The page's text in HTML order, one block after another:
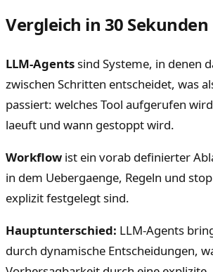
Vergleich in 30 Sekunden
LLM-Agentssind Systeme, in denen
zwischen Schritten entscheidet, was
passiert: welches Tool aufgerufen
laeuft und wann gestoppt wird.
Workflow ist ein vorab definierter
in dem Uebergaenge, Regeln und
explizit festgelegt sind.
Hauptunterschied: LLM-Agents
durch dynamische Entscheidungen,